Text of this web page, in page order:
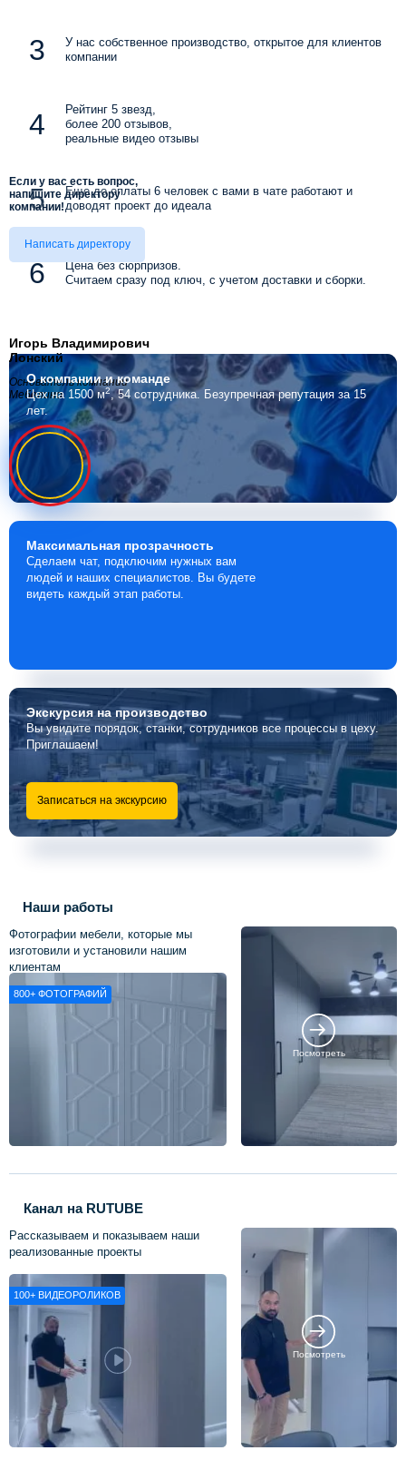
У нас собственное производство, открытое для клиентов
компании
Рейтинг 5 звезд,
более 200 отзывов,
реальные видео отзывы
Еще до оплаты 6 человек с вами в чате работают и
доводят проект до идеала
Цена без сюрпризов.
Считаем сразу под ключ, с учетом доставки и сборки.
Если у вас есть вопрос,
напишите директору
компании!
Написать директору
Игорь Владимирович
Лонский
Основатель компании
Мебелино
О компаниии команде
Цех на 1500 м2, 54 сотрудника. Безупречная репутация за 15
лет.
Максимальная прозрачность
Сделаем чат, подключим нужных вам
людей и наших специалистов. Вы будете
видеть каждый этап работы.
Экскурсияна производство
Вы увидите порядок, станки, сотрудников все процессы в цеху.
Приглашаем!
Записаться на экскурсию
Наши работы
Фотографии мебели, которые мы
изготовили и установили нашим
клиентам
800+ ФОТОГРАФИЙ
Посмотреть
Канал на RUTUBE
Рассказываем и показываем наши
реализованные проекты
100+ ВИДЕОРОЛИКОВ
Посмотреть